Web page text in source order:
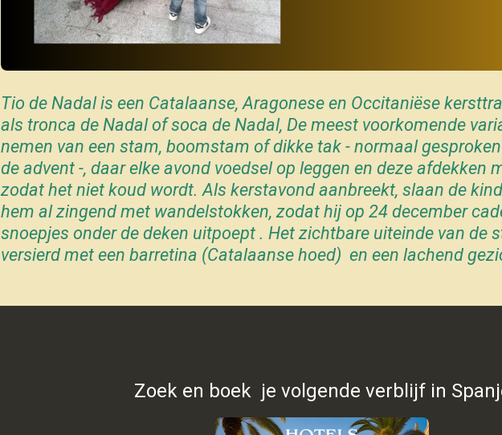
Tio de Nadal is een Catalaanse, Aragonese en Occitaniëse
als tronca de Nadal of soca de Nadal, De meest voorkomende
nemen van een stam, boomstam of dikke tak - normaal
de advent -, daar elke avond voedsel op leggen en deze afdekken
zodat het niet koud wordt. Als kerstavond aanbreekt, slaan de
hem al zingend met wandelstokken, zodat hij op 24 december
snoepjes onder de deken uitpoept . Het zichtbare uiteinde van de
versierd met een barretina (Catalaanse hoed) en een lachend
Zoek en boek je volgende verblijf in